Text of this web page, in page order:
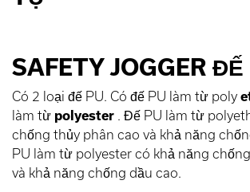
SAFETY JOGGER ĐẾ
Có 2 loại đế PU. Có đế PU làm từ poly
làm từ polyester . Đế PU làm từ
chống thủy phân cao và khả năng
PU làm từ polyester có khả năng
và khả năng chống dầu cao.